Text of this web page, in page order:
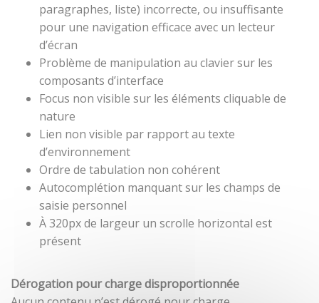
paragraphes, liste) incorrecte, ou insuffisante
pour une navigation efficace avec un lecteur
d’écran
Problème de manipulation au clavier sur les
composants d’interface
Focus non visible sur les éléments cliquable de
nature
Lien non visible par rapport au texte
d’environnement
Ordre de tabulation non cohérent
Autocomplétion manquant sur les champs de
saisie personnel
À 320px de largeur un scrolle horizontal est
présent
Dérogation pour charge disproportionnée